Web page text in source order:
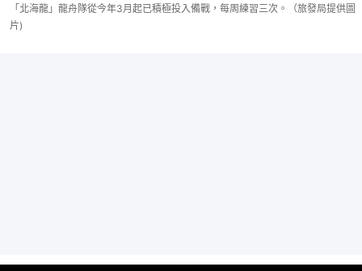
「北海龍」龍舟隊從今年3月起已積極投入備戰，每周練習三次。（旅發局提供圖
片)